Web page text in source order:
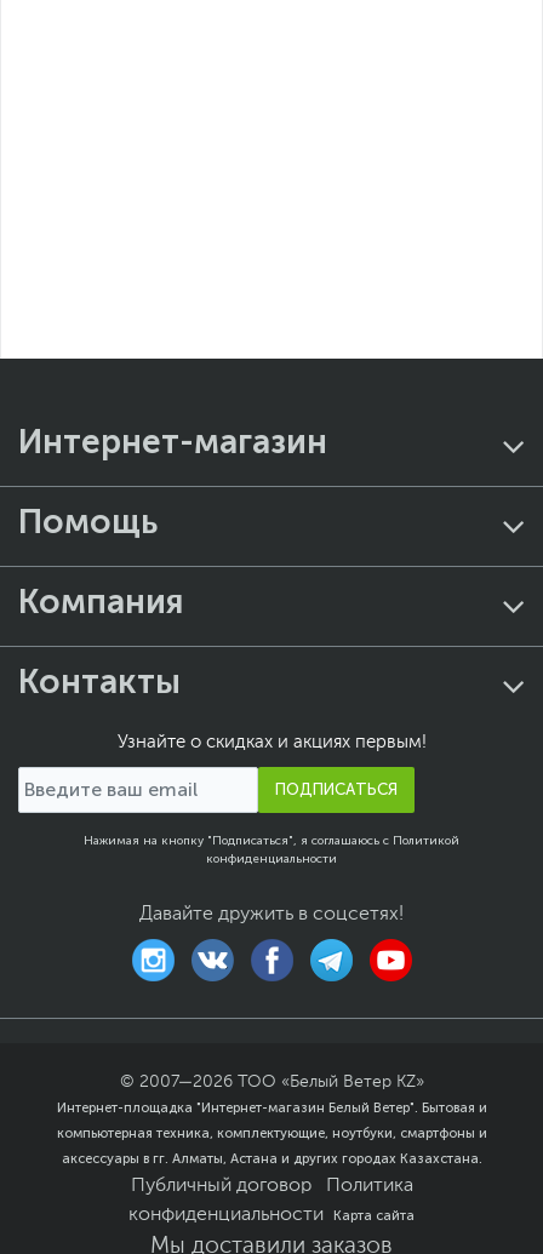
Интернет-магазин
Помощь
Компания
Контакты
Узнайте о скидках и акциях первым!
ПОДПИСАТЬСЯ
Нажимая на кнопку "Подписаться", я соглашаюсь с Политикой
конфиденциальности
Давайте дружить в соцсетях!
© 2007—2026 ТОО «Белый Ветер KZ»
Интернет-площадка "Интернет-магазин Белый Ветер". Бытовая и
компьютерная техника, комплектующие, ноутбуки, смартфоны и
аксессуары в гг. Алматы, Астана и других городах Казахстана.
Публичный договор
Политика
конфиденциальности
Карта сайта
Мы доставили заказов